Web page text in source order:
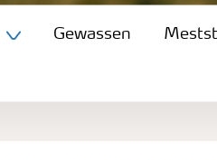
Gewassen